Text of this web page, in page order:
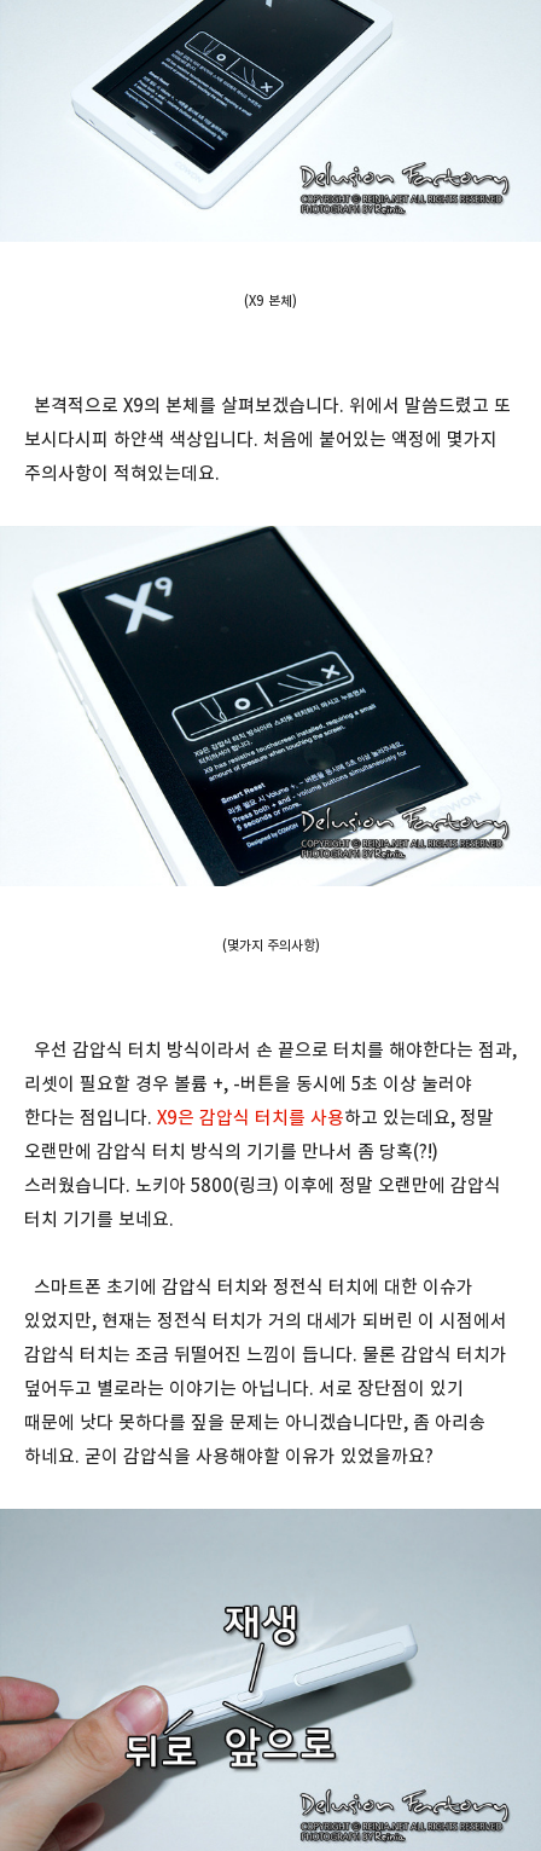
(X9 본체)
본격적으로 X9의 본체를 살펴보겠습니다. 위에서 말씀드렸고 또
보시다시피 하얀색 색상입니다. 처음에 붙어있는 액정에 몇가지
주의사항이 적혀있는데요.
(몇가지 주의사항)
우선 감압식 터치 방식이라서 손 끝으로 터치를 해야한다는 점과,
리셋이 필요할 경우 볼륨 +, -버튼을 동시에 5초 이상 눌러야
한다는 점입니다. X9은 감압식 터치를 사용하고 있는데요, 정말
오랜만에 감압식 터치 방식의 기기를 만나서 좀 당혹(?!)
스러웠습니다. 노키아 5800(링크) 이후에 정말 오랜만에 감압식
터치 기기를 보네요.
스마트폰 초기에 감압식 터치와 정전식 터치에 대한 이슈가
있었지만, 현재는 정전식 터치가 거의 대세가 되버린 이 시점에서
감압식 터치는 조금 뒤떨어진 느낌이 듭니다. 물론 감압식 터치가
덮어두고 별로라는 이야기는 아닙니다. 서로 장단점이 있기
때문에 낫다 못하다를 짚을 문제는 아니겠습니다만, 좀 아리송
하네요. 굳이 감압식을 사용해야할 이유가 있었을까요?